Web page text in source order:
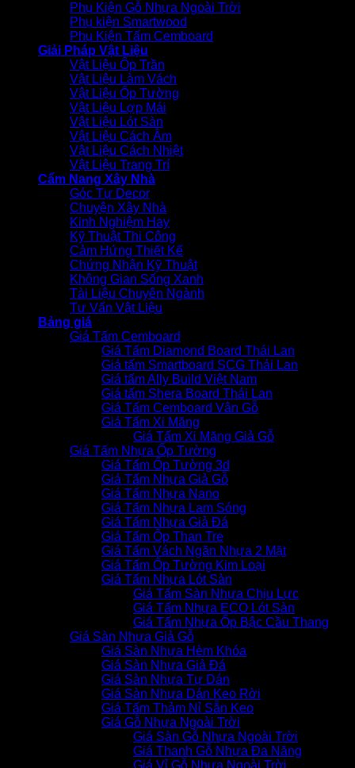
Phụ Kiện Gỗ Nhựa Ngoài Trời
Phụ kiện Smartwood
Phụ Kiện Tấm Cemboard
Giải Pháp Vật Liệu
Vật Liệu Ốp Trần
Vật Liệu Làm Vách
Vật Liệu Ốp Tường
Vật Liệu Lợp Mái
Vật Liệu Lót Sàn
Vật Liệu Cách Âm
Vật Liệu Cách Nhiệt
Vật Liệu Trang Trí
Cẩm Nang Xây Nhà
Góc Tự Decor
Chuyện Xây Nhà
Kinh Nghiệm Hay
Kỹ Thuật Thi Công
Cảm Hứng Thiết Kế
Chứng Nhận Kỹ Thuật
Không Gian Sống Xanh
Tài Liệu Chuyên Ngành
Tư Vấn Vật Liệu
Bảng giá
Giá Tấm Cemboard
Giá Tấm Diamond Board Thái Lan
Giá tấm Smartboard SCG Thái Lan
Giá tấm Ally Build Việt Nam
Giá tấm Shera Board Thái Lan
Giá Tấm Cemboard Vân Gỗ
Giá Tấm Xi Măng
Giá Tấm Xi Măng Giả Gỗ
Giá Tấm Nhựa Ốp Tường
Giá Tấm Ốp Tường 3d
Giá Tấm Nhựa Giả Gỗ
Giá Tấm Nhựa Nano
Giá Tấm Nhựa Lam Sóng
Giá Tấm Nhựa Giả Đá
Giá Tấm Ốp Than Tre
Giá Tấm Vách Ngăn Nhựa 2 Mặt
Giá Tấm Ốp Tường Kim Loại
Giá Tấm Nhựa Lót Sàn
Giá Tấm Sàn Nhựa Chịu Lực
Giá Tấm Nhựa ECO Lót Sàn
Giá Tấm Nhựa Ốp Bậc Cầu Thang
Giá Sàn Nhựa Giả Gỗ
Giá Sàn Nhựa Hèm Khóa
Giá Sàn Nhựa Giả Đá
Giá Sàn Nhựa Tự Dán
Giá Sàn Nhựa Dán Keo Rời
Giá Tấm Thảm Nỉ Sẵn Keo
Giá Gỗ Nhựa Ngoài Trời
Giá Sàn Gỗ Nhựa Ngoài Trời
Giá Thanh Gỗ Nhựa Đa Năng
Giá Vỉ Gỗ Nhựa Ngoài Trời